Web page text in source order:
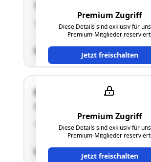
Premium Zugriff
Diese Details sind exklusiv für
Premium-Mitglieder
Jetzt freischalten
"siehe Langgutachten"
SCHÄTZWERT
Premium Zugriff
Diese Details sind exklusiv für
Premium-Mitglieder
Jetzt freischalten
Fernitzer Ring 19
"siehe Langgutachten"
SCHÄTZWERT